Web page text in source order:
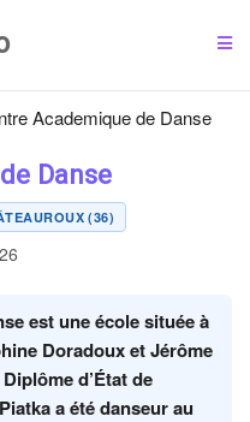
Academique de Danse
Danse
(36)
est une école située à
Doradoux et Jérôme
d’État de
a été danseur au